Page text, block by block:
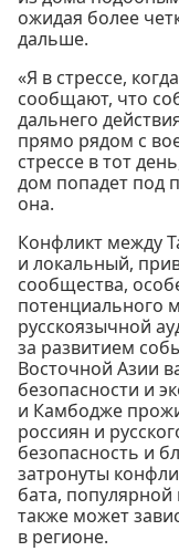
ожидая более
дальше.
«Я в стрессе,
сообщают, что
дальнего
прямо рядом с
стрессе в тот
дом попадет под
она.
Конфликт между
и локальный,
сообщества,
потенциального
русскоязычной
за развитием
Восточной Азии
безопасности и
и Камбодже
россиян и
безопасность и
затронуты
бата,
также может
в регионе.